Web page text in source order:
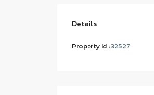
Details
Property Id :32527